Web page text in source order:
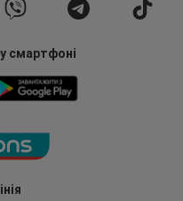
смартфоні